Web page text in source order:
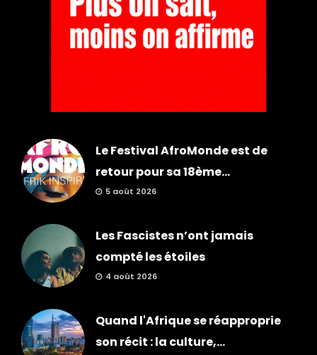
Le Festival AfroMonde est de
retour pour sa 18ème...
5 août 2026
Les Fascistes n’ont jamais
compté les étoiles
4 août 2026
Quand l'Afrique se réapproprie
son récit : la culture,...